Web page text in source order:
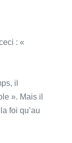
: «
il
». Mais il
foi qu’au